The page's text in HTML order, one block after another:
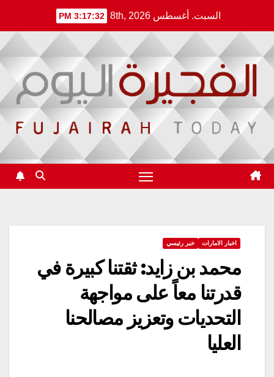
content
السبت. أغسطس 8th, 2026 3:17:33 PM
اخبار الامارات خبر رئيسي
محمد بن زايد: ثقتنا كبيرة في
قدرتنا معاً على مواجهة
التحديات وتعزيز مصالحنا
العليا